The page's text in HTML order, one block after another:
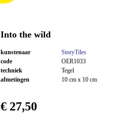
Into the wild
kunstenaar
StoryTiles
code
OER1033
techniek
Tegel
afmetingen
10 cm x 10 cm
€ 27,50